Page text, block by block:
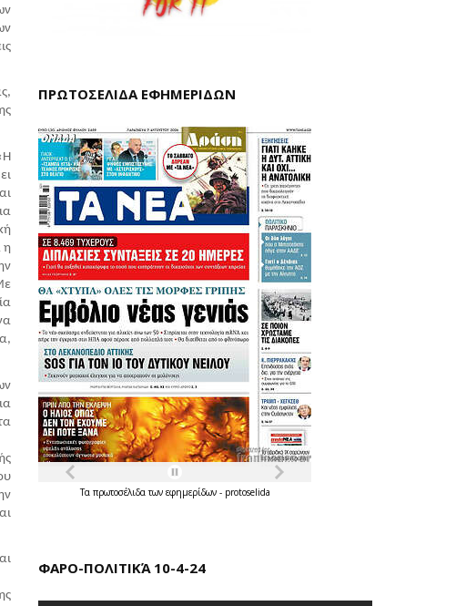
η
ΠΡΩΤΟΣΕΛΙΔΑ ΕΦΗΜΕΡΙΔΩΝ
Τα πρωτοσέλιδατων εφημερίδων - protoselida
ΦΑΡΟ-ΠΟΛΙΤΙΚΆ 10-4-24